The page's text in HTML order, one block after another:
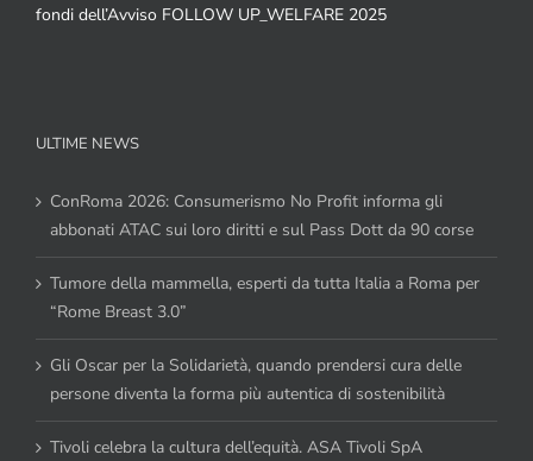
fondi dell’Avviso FOLLOW UP_WELFARE 2025
ULTIME NEWS
ConRoma 2026: Consumerismo No Profit informa gli
abbonati ATAC sui loro diritti e sul Pass Dott da 90 corse
Tumore della mammella, esperti da tutta Italia a Roma per
“Rome Breast 3.0”
Gli Oscar per la Solidarietà, quando prendersi cura delle
persone diventa la forma più autentica di sostenibilità
Tivoli celebra la cultura dell’equità. ASA Tivoli SpA